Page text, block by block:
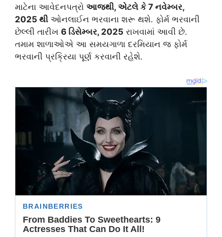
માટેના આવેદનપત્રો આજથી, એટલે કે 7 નવેમ્બર,
2025 થી ઓનલાઈન ભરવાના શરૂ થશે. ફોર્મ ભરવાની
છેલ્લી તારીખ 6 ડિસેમ્બર, 2025 રાખવામાં આવી છે.
તમામ શાળાઓએ આ સમયગાળા દરમિયાન જ ફોર્મ
ભરવાની પ્રક્રિયા પૂર્ણ કરવાની રહેશે.